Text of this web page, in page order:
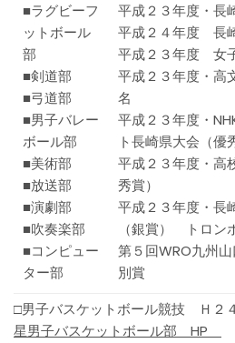
■ラグビーフ
ットボール
部
■剣道部
■弓道部
■男子バレー
ボール部
■美術部
■放送部
■演劇部
■吹奏楽部
■コンピュー
ター部
平成２３年度・長
平成２４年度 長
平成２３年度 女
平成２３年度・
名
平成２３年度・
ト長崎県大会（
平成２３年度・高
秀賞）
平成２３年度・長
（銀賞） トロン
第５回WRO九州
別賞
□男子バスケットボール競技 Ｈ
星男子バスケットボール部 HP